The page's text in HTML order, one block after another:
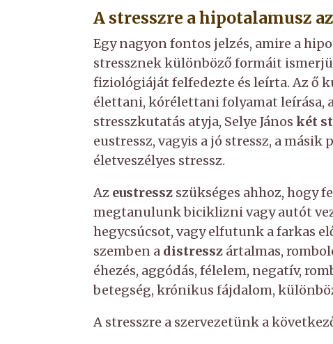
A stresszre a hipotalamusz
Egy nagyon fontos jelzés, amire a
stressznek különböző formáit
fiziológiáját felfedezte és leírta. Az ő
élettani, kórélettani folyamat leírása,
stresszkutatás atyja, Selye Jánoskét
eustressz, vagyis a jó stressz, a másik
életveszélyes stressz.
Az eustressz szükséges ahhoz, hogy
megtanulunk biciklizni vagy autót
hegycsúcsot, vagy elfutunk a farkas
szemben a distressz ártalmas,
éhezés, aggódás, félelem, negatív,
betegség, krónikus fájdalom,
A stresszre a szervezetünk a